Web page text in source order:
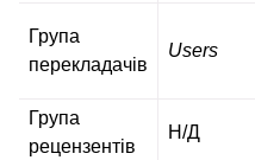
Група
перекладачів
Users
Група
рецензентів
Н/Д